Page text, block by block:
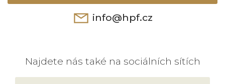
info@hpf.cz
Najdete nás také na sociálních sítích